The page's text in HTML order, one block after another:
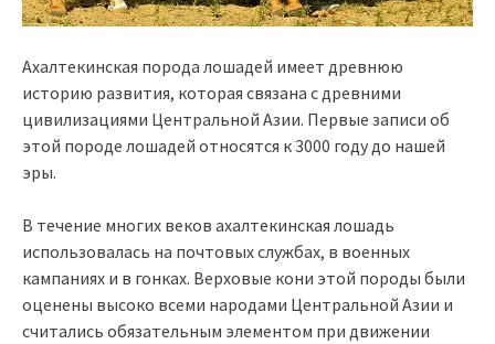
Ахалтекинская порода лошадей имеет древнюю
историю развития, которая связана с древними
цивилизациями Центральной Азии. Первые записи об
этой породе лошадей относятся к 3000 году до нашей
эры.
В течение многих веков ахалтекинская лошадь
использовалась на почтовых службах, в военных
кампаниях и в гонках. Верховые кони этой породы были
оценены высоко всеми народами Центральной Азии и
считались обязательным элементом при движении